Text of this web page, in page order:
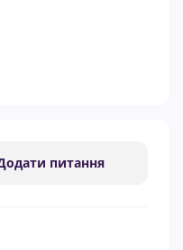
питання